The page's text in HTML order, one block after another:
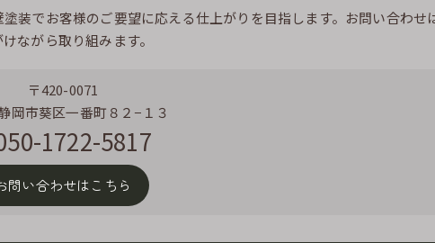
装でお客様のご要望に応える仕上がりを目指します。お問い合わせ
ながら取り組みます。
〒420-0071
岡市葵区一番町８２−１３
1722-5817
問い合わせはこちら